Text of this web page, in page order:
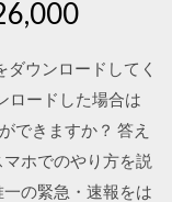
ウンロードしてく
ロードした場合は
できますか？ 答え
ホでのやり方を説
の緊急・速報をは